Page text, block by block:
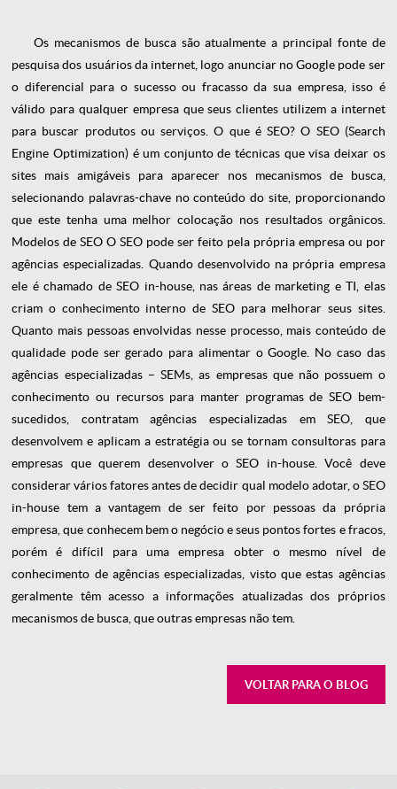
Os mecanismos de busca são atualmente a principal fonte de
pesquisa dos usuários da internet, logo anunciar no Google pode ser
o diferencial para o sucesso ou fracasso da sua empresa, isso é
válido para qualquer empresa que seus clientes utilizem a internet
para buscar produtos ou serviços.O que é SEO? O SEO (Search
Engine Optimization) é um conjunto de técnicas que visa deixar os
sites mais amigáveis para aparecer nos mecanismos de busca,
selecionando palavras-chave no conteúdo do site, proporcionando
que este tenha uma melhor colocação nos resultados orgânicos.
Modelos de SEO O SEO pode ser feito pela própria empresa ou por
agências especializadas. Quando desenvolvido na própria empresa
ele é chamado de SEO in-house, nas áreas de marketing e TI, elas
criam o conhecimento interno de SEO para melhorar seus sites.
Quanto mais pessoas envolvidas nesse processo, mais conteúdo de
qualidade pode ser gerado para alimentar o Google. No caso das
agências especializadas – SEMs, as empresas que não possuem o
conhecimento ou recursos para manter programas de SEO bem-
sucedidos, contratam agências especializadas em SEO, que
desenvolvem e aplicam a estratégia ou se tornam consultoras para
empresas que querem desenvolver o SEO in-house. Você deve
considerar vários fatores antes de decidir qual modelo adotar, o SEO
in-house tem a vantagem de ser feito por pessoas da própria
empresa, que conhecem bem o negócio e seus pontos fortes e fracos,
porém é difícil para uma empresa obter o mesmo nível de
conhecimento de agências especializadas, visto que estas agências
geralmente têm acesso a informações atualizadas dos próprios
mecanismos de busca, que outras empresas não tem.
VOLTAR PARA O BLOG